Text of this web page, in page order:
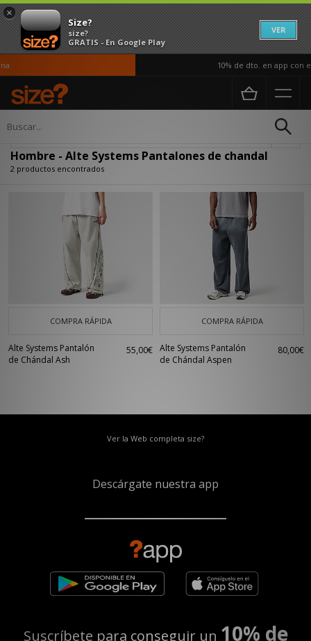
×
Size?
size?
GRATIS - En Google Play
VER
10% de dto. en app con el
Página principal Pantalones de chandal
Hombre - Alte Systems Pantalones de chandal
2 productos encontrados
COMPRA RÁPIDA
Alte Systems Pantalón
de Chándal Ash
55,00€
COMPRA RÁPIDA
Alte Systems Pantalón
de Chándal Aspen
80,00€
Ver la Web completa size?
Descárgate nuestra app
Suscríbete para conseguir un 10% de